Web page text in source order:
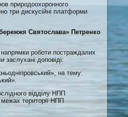
природоохоронного
три дискусійні платформи
Святослава» Петренко
напрямки роботи постраждалих
заслухані доповіді:
на тему:
відділу НПП
території НПП